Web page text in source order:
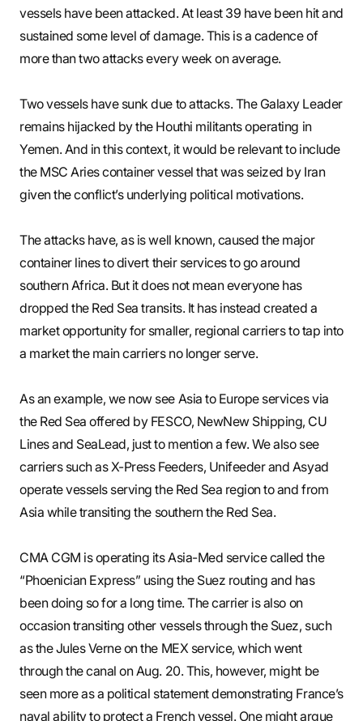
vessels have been attacked. At least 39 have been hit and
sustained some level of damage. This is a cadence of
more than two attacks every week on average.
Two vessels have sunk due to attacks. The Galaxy Leader
remains hijacked by the Houthi militants operating in
Yemen. And in this context, it would be relevant to include
the MSC Aries container vessel that was seized by Iran
given the conflict’s underlying political motivations.
The attacks have, as is well known, caused the major
container lines to divert their services to go around
southern Africa. But it does not mean everyone has
dropped the Red Sea transits. It has instead created a
market opportunity for smaller, regional carriers to tap into
a market the main carriers no longer serve.
As an example, we now see Asia to Europe services via
the Red Sea offered by FESCO, NewNew Shipping, CU
Lines and SeaLead, just to mention a few. We also see
carriers such as X-Press Feeders, Unifeeder and Asyad
operate vessels serving the Red Sea region to and from
Asia while transiting the southern the Red Sea.
CMA CGM is operating its Asia-Med service called the
“Phoenician Express” using the Suez routing and has
been doing so for a long time. The carrier is also on
occasion transiting other vessels through the Suez, such
as the Jules Verne on the MEX service, which went
through the canal on Aug. 20. This, however, might be
seen more as a political statement demonstrating France’s
naval ability to protect a French vessel. One might argue